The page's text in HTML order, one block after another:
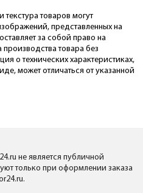
товаров могут
представленных на
за собой право на
товара без
о технических характеристиках,
может отличаться от указанной
не является публичной
только при оформлении заказа